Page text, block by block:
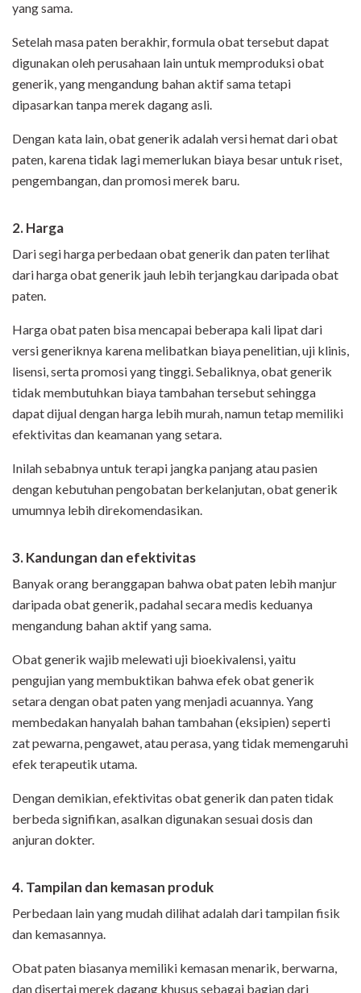
yang sama.
Setelah masa paten berakhir, formula obat tersebut dapat
digunakan oleh perusahaan lain untuk memproduksi obat
generik, yang mengandung bahan aktif sama tetapi
dipasarkan tanpa merek dagang asli.
Dengan kata lain, obat generik adalah versi hemat dari obat
paten, karena tidak lagi memerlukan biaya besar untuk riset,
pengembangan, dan promosi merek baru.
2. Harga
Dari segi harga perbedaan obat generik dan paten terlihat
dari harga obat generik jauh lebih terjangkau daripada obat
paten.
Harga obat paten bisa mencapai beberapa kali lipat dari
versi generiknya karena melibatkan biaya penelitian, uji klinis,
lisensi, serta promosi yang tinggi. Sebaliknya, obat generik
tidak membutuhkan biaya tambahan tersebut sehingga
dapat dijual dengan harga lebih murah, namun tetap memiliki
efektivitas dan keamanan yang setara.
Inilah sebabnya untuk terapi jangka panjang atau pasien
dengan kebutuhan pengobatan berkelanjutan, obat generik
umumnya lebih direkomendasikan.
3. Kandungan dan efektivitas
Banyak orang beranggapan bahwa obat paten lebih manjur
daripada obat generik, padahal secara medis keduanya
mengandung bahan aktif yang sama.
Obat generik wajib melewati uji bioekivalensi, yaitu
pengujian yang membuktikan bahwa efek obat generik
setara dengan obat paten yang menjadi acuannya. Yang
membedakan hanyalah bahan tambahan (eksipien) seperti
zat pewarna, pengawet, atau perasa, yang tidak memengaruhi
efek terapeutik utama.
Dengan demikian, efektivitas obat generik dan paten tidak
berbeda signifikan, asalkan digunakan sesuai dosis dan
anjuran dokter.
4. Tampilan dan kemasan produk
Perbedaan lain yang mudah dilihat adalah dari tampilan fisik
dan kemasannya.
Obat paten biasanya memiliki kemasan menarik, berwarna,
dan disertai merek dagang khusus sebagai bagian dari